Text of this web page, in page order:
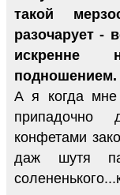
такой
разочарует -
искренне
подношением.
А я когда мне
припадочно
конфетами
даж шутя